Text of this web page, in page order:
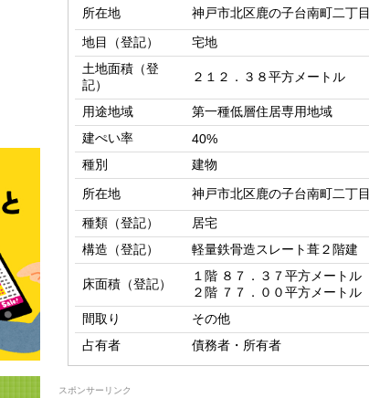
所在地
神戸市北区鹿の子台南町二丁目
地目（登記）
宅地
土地面積（登
記）
２１２．３８平方メートル
用途地域
第一種低層住居専用地域
建ぺい率
40%
種別
建物
所在地
神戸市北区鹿の子台南町二丁目
種類（登記）
居宅
構造（登記）
軽量鉄骨造スレート葺２階建
床面積（登記）
１階 ８７．３７平方メートル
２階 ７７．００平方メートル
間取り その他
占有者
債務者・所有者
スポンサーリンク